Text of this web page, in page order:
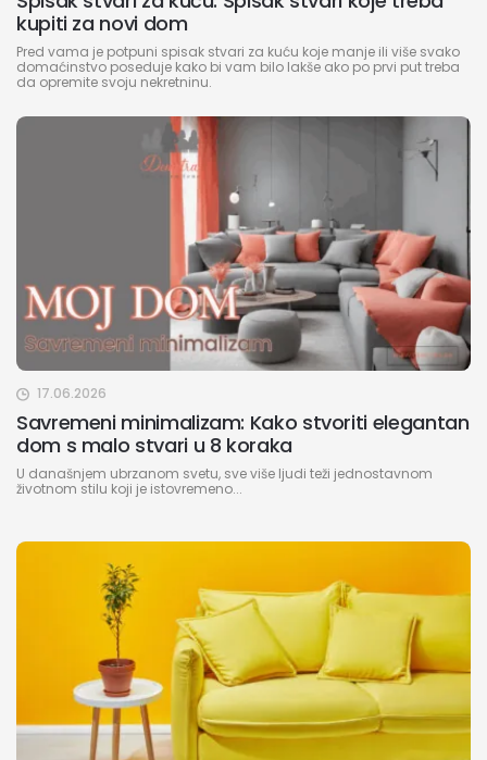
kupiti za novi dom
Pred vama je potpuni spisak stvari za kuću koje manje ili više svako
domaćinstvo poseduje kako bi vam bilo lakše ako po prvi put treba
da opremite svoju nekretninu.
17.06.2026
Savremeni minimalizam: Kako stvoriti elegantan
dom s malo stvari u 8 koraka
U današnjem ubrzanom svetu, sve više ljudi teži jednostavnom
životnom stilu koji je istovremeno...